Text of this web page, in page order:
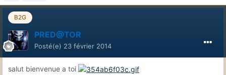
B2G
PRED@TOR
Posté(e) 23 février 2014
salut bienvenue a toi